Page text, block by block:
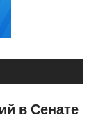
в Сенате